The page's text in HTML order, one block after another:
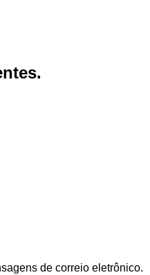
de correio eletrônico.